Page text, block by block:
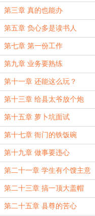
第三章 真的也能办
第五章 负心多是读书人
第七章 第一份工作
第九章 业务要熟练
第十一章 还能这么玩？
第十三章 给县太爷放个炮
第十五章 萝卜坑面试
第十七章 衙门的铁饭碗
第十九章 做事要违心
第二十一章 学生有个馊主意
第二十三章 搞一顶大盖帽
第二十五章 县尊的苦心